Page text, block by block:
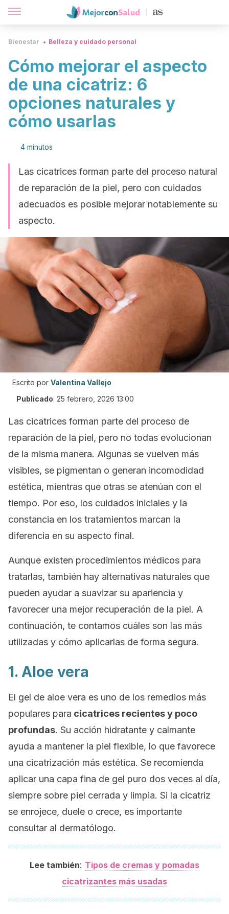
Bienestar Belleza y cuidado personal
Cómo mejorar el aspecto
de una cicatriz: 6
opciones naturales y
cómo usarlas
4 minutos
Las cicatrices forman parte del proceso natural
de reparación de la piel, pero con cuidados
adecuados es posible mejorar notablemente su
aspecto.
Escrito por Valentina Vallejo
Publicado: 25 febrero, 2026 13:00
Las cicatrices forman parte del proceso de
reparación de la piel, pero no todas evolucionan
de la misma manera. Algunas se vuelven más
visibles, se pigmentan o generan incomodidad
estética, mientras que otras se atenúan con el
tiempo. Por eso, los cuidados iniciales y la
constancia en los tratamientos marcan la
diferencia en su aspecto final.
Aunque existen procedimientos médicos para
tratarlas, también hay alternativas naturales que
pueden ayudar a suavizar su apariencia y
favorecer una mejor recuperación de la piel. A
continuación, te contamos cuáles son las más
utilizadas y cómo aplicarlas de forma segura.
1. Aloe vera
El gel de aloe vera es uno de los remedios más
populares para cicatrices recientes y poco
profundas. Su acción hidratante y calmante
ayuda a mantener la piel flexible, lo que favorece
una cicatrización más estética. Se recomienda
aplicar una capa fina de gel puro dos veces al día,
siempre sobre piel cerrada y limpia. Si la cicatriz
se enrojece, duele o crece, es importante
consultar al dermatólogo.
Lee también: Tipos de cremas y pomadas
cicatrizantes más usadas